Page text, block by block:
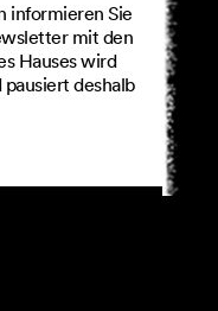
informieren Sie
mit den
Hauses wird
deshalb